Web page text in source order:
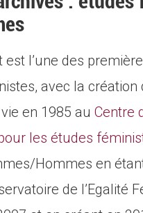
est l’une des
avec la création
en 1985 auCentre
les études
Hommes en
de l’Egalité